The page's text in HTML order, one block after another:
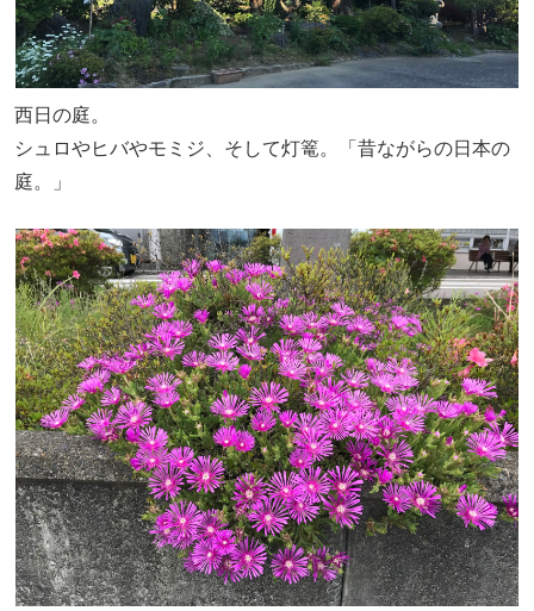
西日の庭。
シュロやヒバやモミジ、そして灯篭。「昔ながらの日本の
庭。」